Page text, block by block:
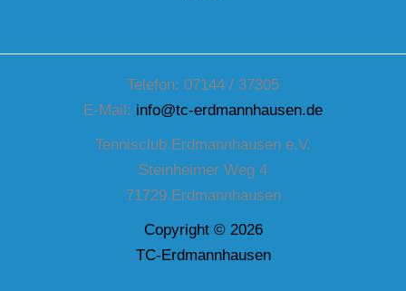
Telefon: 07144 / 37305
E-Mail: info@tc-erdmannhausen.de
Tennisclub Erdmannhausen e.V.
Steinheimer Weg 4
71729 Erdmannhausen
Copyright © 2026
TC-Erdmannhausen